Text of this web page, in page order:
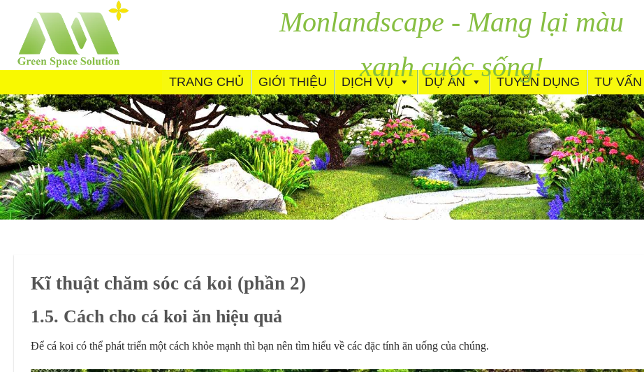
content
Monlandscape - Mang lại màu
xanh cuộc sống!
TRANG CHỦ GIỚI THIỆU DỊCH VỤ DỰ ÁN TUYỂN DỤNG TƯ VẤN
Kĩ thuật chăm sóc cá koi (phần 2)
1.5. Cách cho cá koi ăn hiệu quả
Để cá koi có thể phát triển một cách khỏe mạnh thì bạn nên tìm hiểu về các đặc tính ăn uống của chúng.